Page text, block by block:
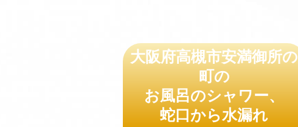
大阪府高槻市安満御所の
町の
お風呂のシャワー、
蛇口から水漏れ